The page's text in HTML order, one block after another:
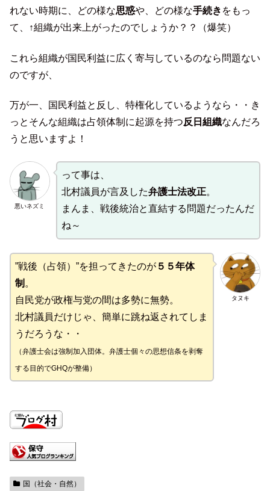
れない時期に、どの様な思惑や、どの様な手続き をもっ
て、↑組織が出来上がったのでしょうか？？（爆笑）
これら組織が国民利益に広く寄与しているのなら問題ない
のですが、
万が一、国民利益と反し、特権化しているようなら・・き
っとそんな組織は占領体制に起源を持つ反日組織なんだろ
うと思いますよ！
悪いネズミ
って事は、
北村議員が言及した弁護士法改正。
まんま、戦後統治と直結する問題だったんだ
ね～
タヌキ
”戦後（占領）”を担ってきたのが ５５年体
制 。
自民党が政権与党の間は多勢に無勢。
北村議員だけじゃ、簡単に跳ね返されてしま
うだろうな・・
（弁護士会は強制加入団体。弁護士個々の思想信条を剥奪
する目的でGHQが整備）
国（社会・自然）